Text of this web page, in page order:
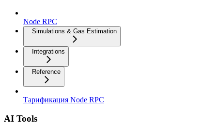
Node RPC
Simulations & Gas Estimation
Integrations
Reference
Тарификация Node RPC
AI Tools